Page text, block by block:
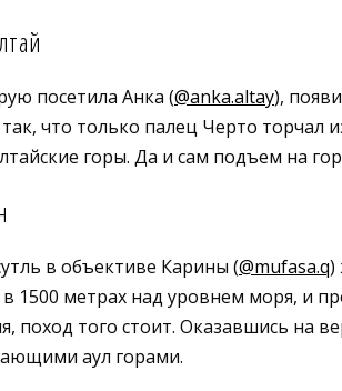
посетила Анка (@anka.altay),
что только палец Черто торчал
горы. Да и сам подъем на
в объективе Карины (@mufasa.q)
1500 метрах над уровнем моря, и
поход того стоит. Оказавшись на
аул горами.